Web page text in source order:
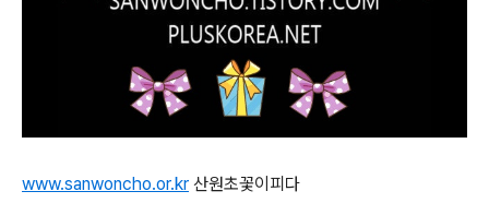
www.sanwoncho.or.kr 산원초꽃이피다